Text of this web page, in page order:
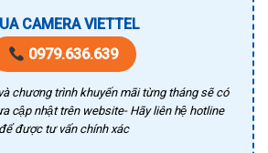
CAMERA VIETTEL
0979.636.639
chương trình khuyến mãi từng tháng sẽ có
cập nhật trên website- Hãy liên hệ hotline
để được tư vấn chính xác